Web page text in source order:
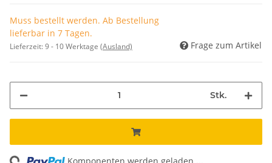
Muss bestellt werden. Ab Bestellung
lieferbar in 7 Tagen.
Lieferzeit:9 - 10 Werktage (Ausland) Frage zum Artikel
Stk.